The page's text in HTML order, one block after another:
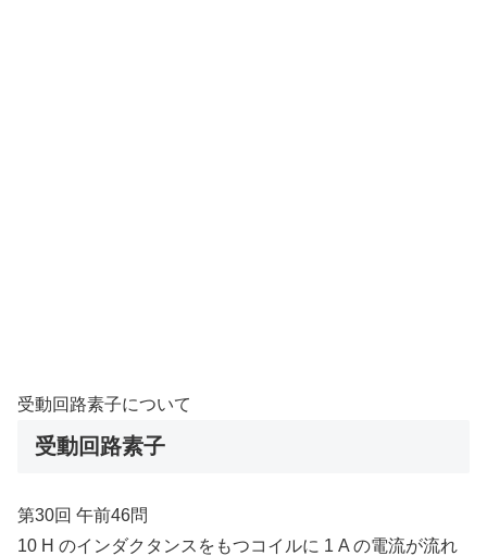
受動回路素子について
受動回路素子
第30回 午前46問
10 H のインダクタンスをもつコイルに 1 A の電流が流れ